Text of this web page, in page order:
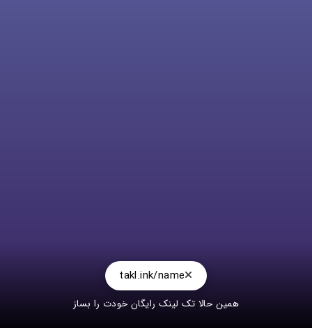
takl.ink/name
همین حالا تک لینک رایگان خودت را بساز